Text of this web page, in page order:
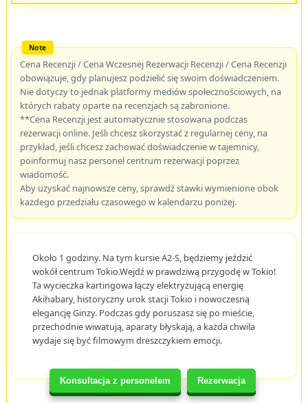
Konsultacja z personelem Rezerwacja
Cena Recenzji / Cena Wczesnej Rezerwacji Recenzji / Cena Recenzji
obowiązuje, gdy planujesz podzielić się swoim doświadczeniem.
Nie dotyczy to jednak platformy mediów społecznościowych, na
których rabaty oparte na recenzjach są zabronione.
**Cena Recenzji jest automatycznie stosowana podczas
rezerwacji online. Jeśli chcesz skorzystać z regularnej ceny, na
przykład, jeśli chcesz zachować doświadczenie w tajemnicy,
poinformuj nasz personel centrum rezerwacji poprzez
wiadomość.
Aby uzyskać najnowsze ceny, sprawdź stawki wymienione obok
każdego przedziału czasowego w kalendarzu poniżej.
Około 1 godziny. Na tym kursie A2-S, będziemy jeździć
wokół centrum Tokio.Wejdź w prawdziwą przygodę w Tokio!
Ta wycieczka kartingowa łączy elektryzującą energię
Akihabary, historyczny urok stacji Tokio i nowoczesną
elegancję Ginzy. Podczas gdy poruszasz się po mieście,
przechodnie wiwatują, aparaty błyskają, a każda chwila
wydaje się być filmowym dreszczykiem emocji.